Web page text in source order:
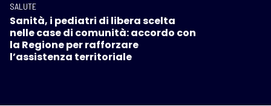
SALUTE
Sanità, i pediatri di libera scelta
nelle case di comunità: accordo con
la Regione per rafforzare
l’assistenza territoriale